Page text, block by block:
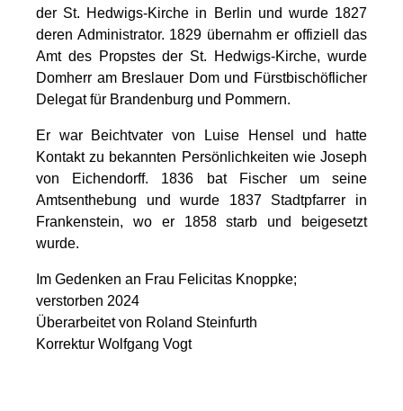
der St. Hedwigs-Kirche in Berlin und wurde 1827
deren Administrator. 1829 übernahm er offiziell das
Amt des Propstes der St. Hedwigs-Kirche, wurde
Domherr am Breslauer Dom und Fürstbischöflicher
Delegat für Brandenburg und Pommern.
Er war Beichtvater von Luise Hensel und hatte
Kontakt zu bekannten Persönlichkeiten wie Joseph
von Eichendorff. 1836 bat Fischer um seine
Amtsenthebung und wurde 1837 Stadtpfarrer in
Frankenstein, wo er 1858 starb und beigesetzt
wurde.
Im Gedenken an Frau Felicitas Knoppke;
verstorben 2024
Überarbeitet von Roland Steinfurth
Korrektur Wolfgang Vogt